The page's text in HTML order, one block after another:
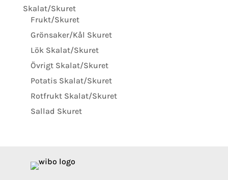
Skalat/Skuret
Frukt/Skuret
Grönsaker/Kål Skuret
Lök Skalat/Skuret
Övrigt Skalat/Skuret
Potatis Skalat/Skuret
Rotfrukt Skalat/Skuret
Sallad Skuret